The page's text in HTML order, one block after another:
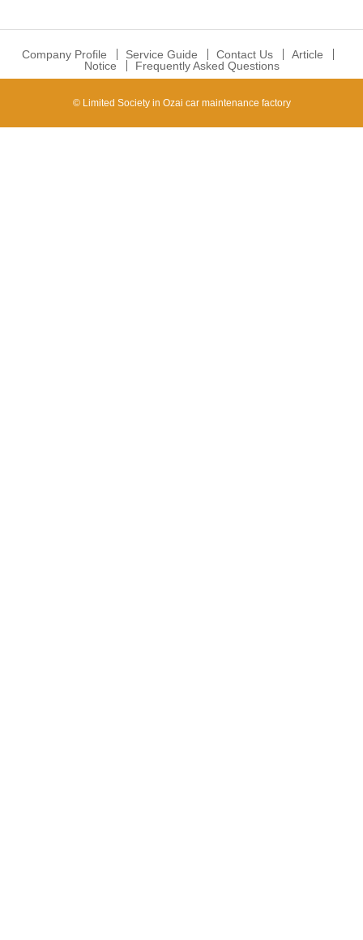
Company Profile Service Guide Contact Us
Article
Notice
Frequently Asked Questions
© Limited Society in Ozai car maintenance factory